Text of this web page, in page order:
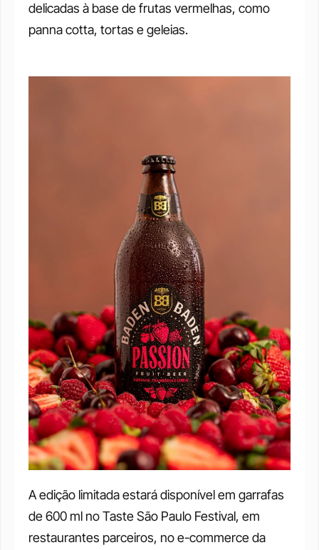
delicadas à base de frutas vermelhas, como
panna cotta, tortas e geleias.
A edição limitada estará disponível em garrafas
de 600 ml no Taste São Paulo Festival, em
restaurantes parceiros, no e-commerce da